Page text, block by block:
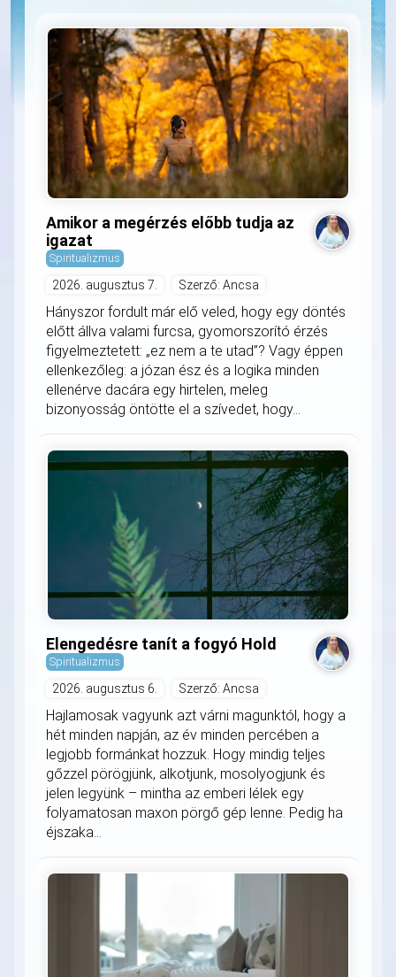
Amikor a megérzés előbb tudja az
igazat
Spiritualizmus
2026. augusztus 7. Szerző: Ancsa
Hányszor fordult már elő veled, hogy egy döntés
előtt állva valami furcsa, gyomorszorító érzés
figyelmeztetett: „ez nem a te utad”? Vagy éppen
ellenkezőleg: a józan ész és a logika minden
ellenérve dacára egy hirtelen, meleg
bizonyosság öntötte el a szívedet, hogy...
Elengedésre tanít a fogyó Hold
Spiritualizmus
2026. augusztus 6. Szerző: Ancsa
Hajlamosak vagyunk azt várni magunktól, hogy a
hét minden napján, az év minden percében a
legjobb formánkat hozzuk. Hogy mindig teljes
gőzzel pörögjünk, alkotjunk, mosolyogjunk és
jelen legyünk – mintha az emberi lélek egy
folyamatosan maxon pörgő gép lenne. Pedig ha
éjszaka...